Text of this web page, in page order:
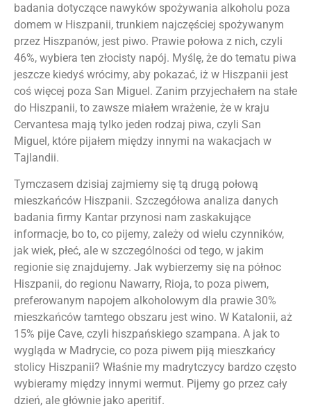
badania dotyczące nawyków spożywania alkoholu poza
domem w Hiszpanii, trunkiem najczęściej spożywanym
przez Hiszpanów, jest piwo. Prawie połowa z nich, czyli
46%, wybiera ten złocisty napój. Myślę, że do tematu piwa
jeszcze kiedyś wrócimy, aby pokazać, iż w Hiszpanii jest
coś więcej poza San Miguel. Zanim przyjechałem na stałe
do Hiszpanii, to zawsze miałem wrażenie, że w kraju
Cervantesa mają tylko jeden rodzaj piwa, czyli San
Miguel, które pijałem między innymi na wakacjach w
Tajlandii.
Tymczasem dzisiaj zajmiemy się tą drugą połową
mieszkańców Hiszpanii. Szczegółowa analiza danych
badania firmy Kantar przynosi nam zaskakujące
informacje, bo to, co pijemy, zależy od wielu czynników,
jak wiek, płeć, ale w szczególności od tego, w jakim
regionie się znajdujemy. Jak wybierzemy się na północ
Hiszpanii, do regionu Nawarry, Rioja, to poza piwem,
preferowanym napojem alkoholowym dla prawie 30%
mieszkańców tamtego obszaru jest wino. W Katalonii, aż
15% pije Cave, czyli hiszpańskiego szampana. A jak to
wygląda w Madrycie, co poza piwem piją mieszkańcy
stolicy Hiszpanii? Właśnie my madrytczycy bardzo często
wybieramy między innymi wermut. Pijemy go przez cały
dzień, ale głównie jako aperitif.